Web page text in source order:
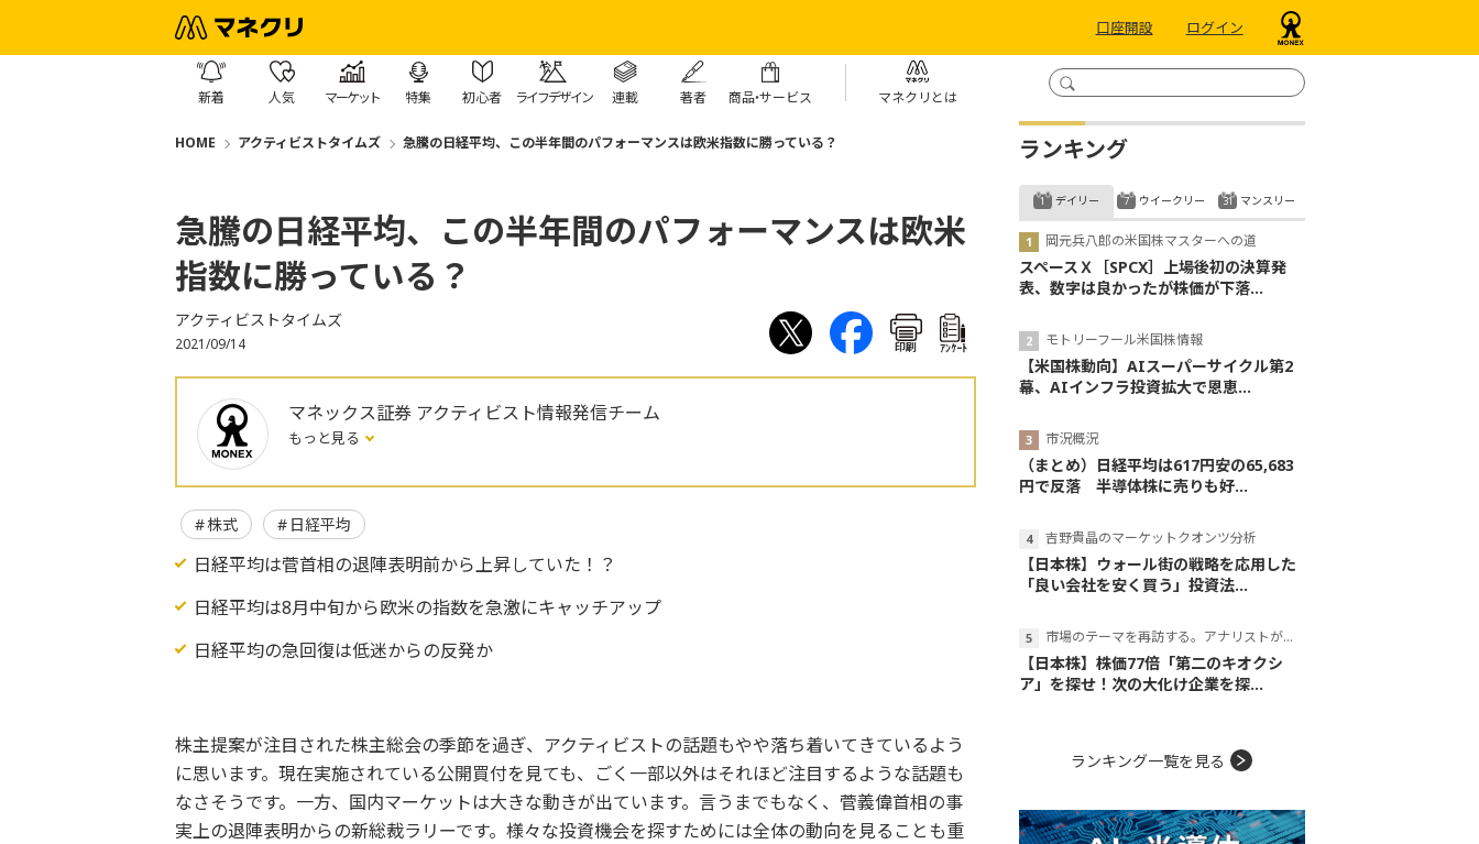
口座開設 ログイン
新着 人気 マーケット 特集 初心者 ライフデザイン 連載 著者 商品・サービス マネクリとは
HOME アクティビストタイムズ 急騰の日経平均、この半年間のパフォーマンスは欧米指数に勝っている？
急騰の日経平均、この半年間のパフォーマンスは欧米
指数に勝っている？
アクティビストタイムズ
2021/09/14 印刷 ｱﾝｹｰﾄ
マネックス証券 アクティビスト情報発信チーム
もっと見る
株式 日経平均
日経平均は菅首相の退陣表明前から上昇していた！？
日経平均は8月中旬から欧米の指数を急激にキャッチアップ
日経平均の急回復は低迷からの反発か
株主提案が注目された株主総会の季節を過ぎ、アクティビストの話題もやや落ち着いてきているよう
に思います。現在実施されている公開買付を見ても、ごく一部以外はそれほど注目するような話題も
なさそうです。一方、国内マーケットは大きな動きが出ています。言うまでもなく、菅義偉首相の事
実上の退陣表明からの新総裁ラリーです。様々な投資機会を探すためには全体の動向を見ることも重
ランキング
デイリー
岡元兵八郎の米国株マスターへの道
スペースＸ［SPCX］上場後初の決算発
表、数字は良かったが株価が下落...
モトリーフール米国株情報
【米国株動向】AIスーパーサイクル第2
幕、AIインフラ投資拡大で恩恵...
市況概況
（まとめ）日経平均は617円安の65,683
円で反落 半導体株に売りも好...
吉野貴晶のマーケットクオンツ分析
【日本株】ウォール街の戦略を応用した
「良い会社を安く買う」投資法...
市場のテーマを再訪する。アナリストが読み解くテーマの本質
【日本株】株価77倍「第二のキオクシ
ア」を探せ！次の大化け企業を探...
ウイークリー マンスリー
ランキング一覧を見る